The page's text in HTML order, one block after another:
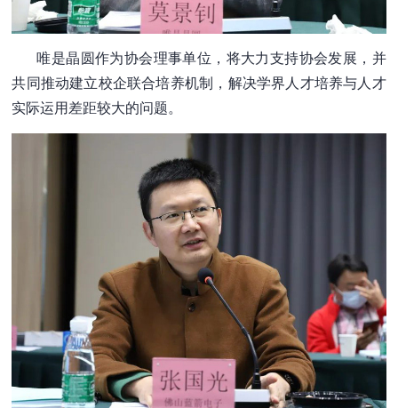
唯是晶圆作为协会理事单位，将大力支持协会发展，并
共同推动建立校企联合培养机制，解决学界人才培养与人才
实际运用差距较大的问题。